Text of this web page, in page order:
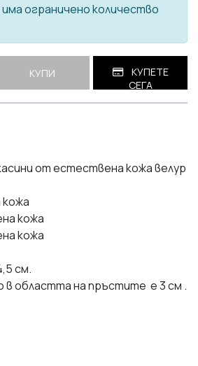
ограничено количество
КУПИ
КУПЕТЕ
СЕГА
от естествена кожа велур
кожа
кожа
см.
в областта на пръстите е 3 см .